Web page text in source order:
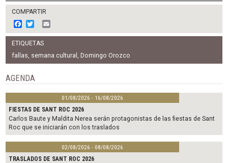
COMPARTIR
F
a
c
e
b
o
k
w
i
t
t
e
m
l
ETIQUETAS
fallas, semana cultural , Domingo Orozco
AGENDA
01/08/2026 - 16/08/2026
FIESTAS DE SANT ROC 2026
Carlos Baute y Maldita Nerea serán protagonistas de las fiestas de Sant
Roc que se iniciarán con los traslados
02/08/2026 - 08/08/2026
TRASLADOS DE SANT ROC 2026